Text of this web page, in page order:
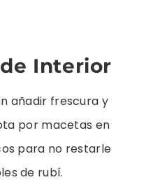
Interior
añadir frescura y
por macetas en
para no restarle
de rubí.